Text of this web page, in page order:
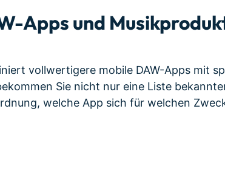
Apps und
vollwertigere mobile DAW-Apps mit
Sie nicht nur eine Liste
welche App sich für welchen